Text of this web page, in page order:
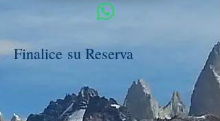
Finalice su Reserva